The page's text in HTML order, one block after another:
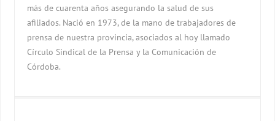
más de cuarenta años asegurando la salud de sus
afiliados. Nació en 1973, de la mano de trabajadores de
prensa de nuestra provincia, asociados al hoy llamado
Círculo Sindical de la Prensa y la Comunicación de
Córdoba.